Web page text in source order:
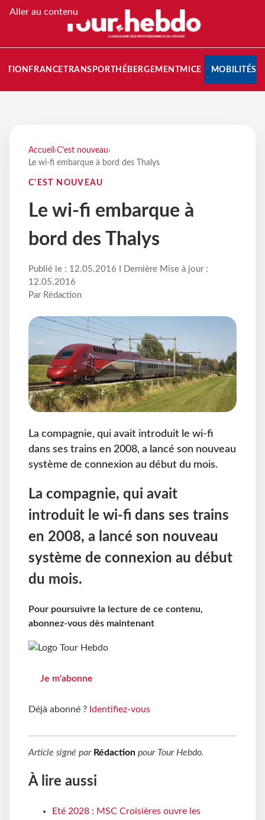
Aller au contenu
FRANCETRANSPORT HÉBERGEMENTMICE MOBILITÉS
Accueil ›C'est nouveau›
Le wi-fi embarque à bord des Thalys
C'EST NOUVEAU
Le wi-fi embarque à
bord des Thalys
Publié le : 12.05.2016 I Dernière Mise à jour :
12.05.2016
Par Rédaction
La compagnie, qui avait introduit le wi-fi
dans ses trains en 2008, a lancé son nouveau
système de connexion au début du mois.
La compagnie, qui avait
introduit le wi-fi dans ses trains
en 2008, a lancé son nouveau
système de connexion au début
du mois.
Pour poursuivre la lecture de ce contenu,
abonnez-vous dès maintenant
Je m'abonne
Déjà abonné ? Identifiez-vous
Article signé par Rédaction pour Tour Hebdo.
À lire aussi
Eté 2028 : MSC Croisières ouvre les